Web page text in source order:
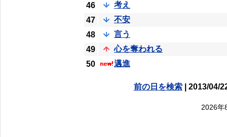
46
考え
47
不安
48
言う
49
心を奪われる
50
邁進
前の日を検索| 2013/04/
2026年